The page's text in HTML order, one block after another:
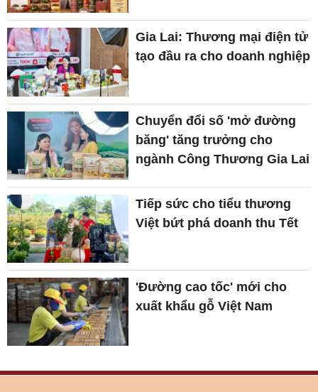
Gia Lai: Thương mại điện tử
tạo đầu ra cho doanh nghiệp
Chuyển đổi số 'mở đường
băng' tăng trưởng cho
ngành Công Thương Gia Lai
Tiếp sức cho tiểu thương
Việt bứt phá doanh thu Tết
'Đường cao tốc' mới cho
xuất khẩu gỗ Việt Nam